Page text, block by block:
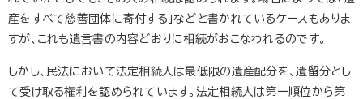
産をすべて慈善団体に寄付する」などと書かれているケースもありま
すが、これも遺言書の内容どおりに相続がおこなわれるのです。
しかし、民法において法定相続人は最低限の遺産配分を、遺留分とし
て受け取る権利を認められています。法定相続人は第一順位から第